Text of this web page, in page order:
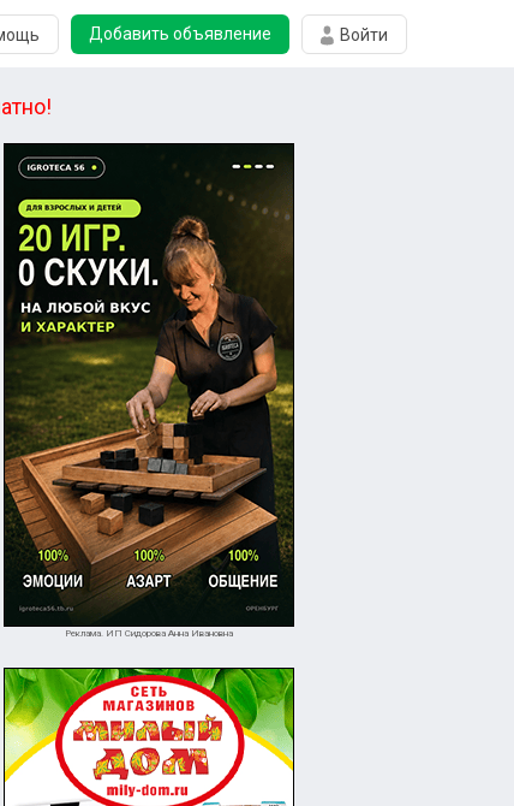
Добавить объявление Войти
Реклама. ИП Сидорова Анна Ивановна